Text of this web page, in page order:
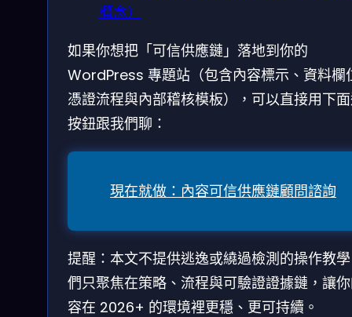
概念）
如果你想把「可信供應鏈」落地到你的
WordPress 專題站（包含內容標示、資料欄
憑證流程與內部稽核模板），可以直接用下
按鈕跟我們聊：
現在就做：內容可信供應鏈顧問諮詢
提醒：本文不提供逃逸或繞過檢測的操作教
們只聚焦在策略、流程與可驗證證據鏈，讓
容在 2026+ 的環境裡更穩、更可持續。